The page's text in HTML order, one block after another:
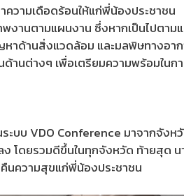
วามเดือดร้อนให้แก่พี่น้องประชาชน
านตามแผนงาน ซึ่งหากเป็นไปตาม
าด้านสิ่งแวดล้อม และมลพิษทางอา
านต่างๆ เพื่อเตรียมความพร้อมในก
บบ VDO Conference มาจากจังห
โดยรวมดีขึ้นในทุกจังหวัด ท้ายสุด น
นความสุขแก่พี่น้องประชาชน